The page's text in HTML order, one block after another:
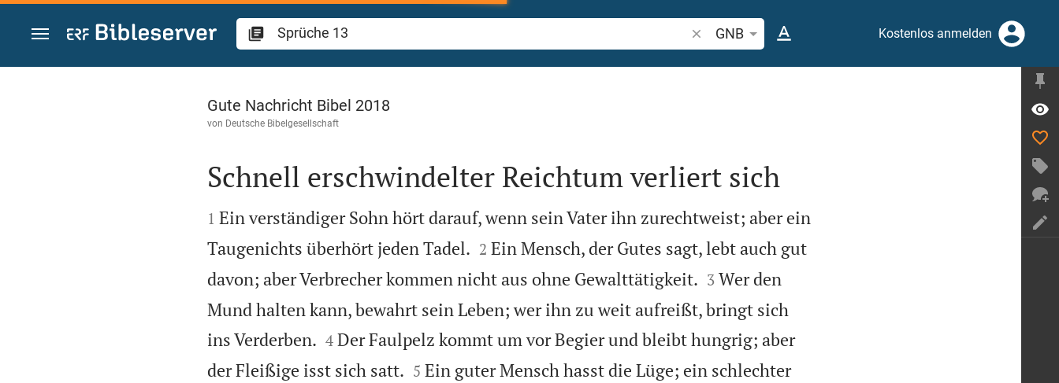
Zum Inhalt springen
Bibelstelle oder Begriff suchen
GNB Kostenlos anmelden
Sprüche 13
Gute Nachricht Bibel 2018
von Deutsche Bibelgesellschaft

Schnell erschwindelter Reichtum verliert sich

1 Ein verständiger Sohn hört darauf, wenn sein Vater ihn zurechtweist; aber ein
Taugenichts überhört jeden Tadel.
2 Ein Mensch, der Gutes sagt, lebt auch gut
davon; aber Verbrecher kommen nicht aus ohne Gewalttätigkeit.
3 Wer den
Mund halten kann, bewahrt sein Leben; wer ihn zu weit aufreißt, bringt sich
ins Verderben.
4 Der Faulpelz kommt um vor Begier und bleibt hungrig; aber
der Fleißige isst sich satt.
5 Ein guter Mensch hasst die Lüge; ein schlechter